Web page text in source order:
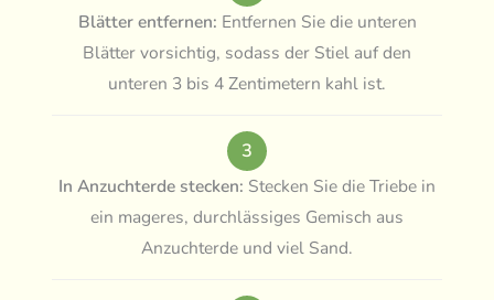
Blätter entfernen: Entfernen Sie die unteren
Blätter vorsichtig, sodass der Stiel auf den
unteren 3 bis 4 Zentimetern kahl ist.
3
In Anzuchterde stecken: Stecken Sie die Triebe in
ein mageres, durchlässiges Gemisch aus
Anzuchterde und viel Sand.